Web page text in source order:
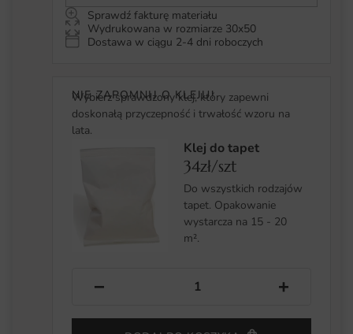
Sprawdź fakturę materiału
Wydrukowana w rozmiarze 30x50
Dostawa w ciągu 2-4 dni roboczych
NIE ZAPOMNIJ O KLEJU!
Wybierz sprawdzony klej, który zapewni
doskonałą przyczepność i trwałość wzoru na
lata.
Klej do tapet
34zł/szt
Do wszystkich rodzajów
tapet. Opakowanie
wystarcza na 15 - 20
m².
− +